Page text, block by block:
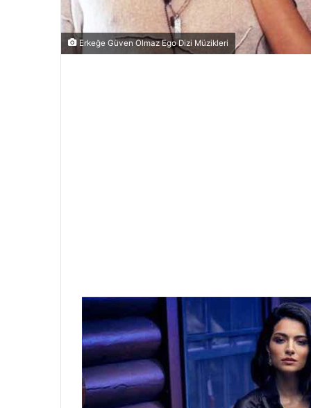
Erkeğe Güven Olmaz Ego Dizi Müzikleri